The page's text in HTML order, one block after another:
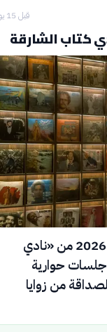
اختتم «بيت الحكمة» بالشارقة موسم 2026 من «نادي
جلسات حوارية
من زوايا